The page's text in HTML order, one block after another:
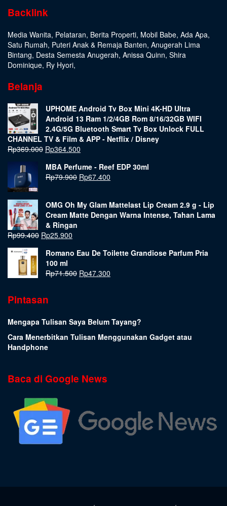
Backlink
Media Wanita, Pelataran, Berita Properti, Mobil Babe, Ada Apa,
Satu Rumah, Puteri Anak & Remaja Banten, Anugerah Lima
Bintang, Desta Semesta Anugerah, Anissa Quinn, Shira
Dominique, Ry Hyori,
Belanja
UPHOME Android Tv Box Mini 4K-HD Ultra
Android 13 Ram 1/2/4GB Rom 8/16/32GB WIFI
2.4G/5G Bluetooth Smart Tv Box Unlock FULL
CHANNEL TV & Film & APP - Netflix / Disney
Rp369.000 Rp364.500
MBA Perfume - Reef EDP 30ml
Rp79.900 Rp67.400
OMG Oh My Glam Mattelast Lip Cream 2.9 g - Lip
Cream Matte Dengan Warna Intense, Tahan Lama
& Ringan
Rp99.400 Rp25.900
Romano Eau De Toilette Grandiose Parfum Pria
100 ml
Rp71.500 Rp47.300
Pintasan
Mengapa Tulisan Saya Belum Tayang?
Cara Menerbitkan Tulisan Menggunakan Gadget atau
Handphone
Baca di Google News